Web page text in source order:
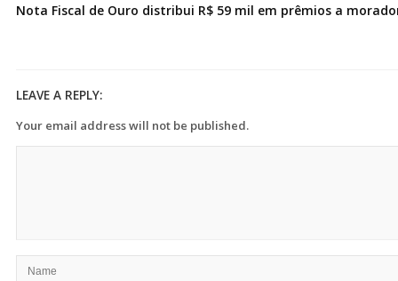
Nota Fiscal de Ouro distribui R$ 59 mil em prêmios a
LEAVE A REPLY:
Your email address will not be published.